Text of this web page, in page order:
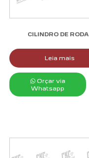
CILINDRO DE RODA
Leia mais
Orçar via
Whatsapp